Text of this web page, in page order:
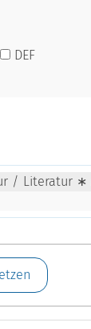
DEF
/ Literatur